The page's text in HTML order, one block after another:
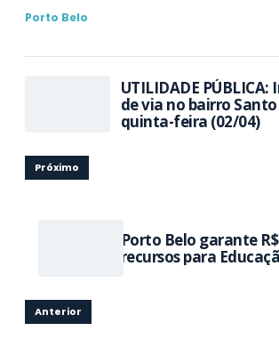
Porto Belo
UTILIDADE
de via no bairro
quinta-feira (02/04)
Próximo
Porto Belo garante
recursos para
Anterior